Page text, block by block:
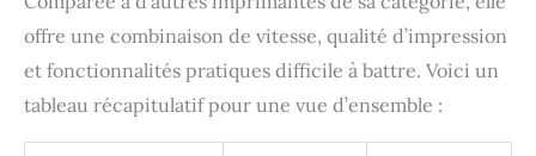
offre une combinaison de vitesse, qualité d’impression
et fonctionnalités pratiques difficile à battre. Voici un
tableau récapitulatif pour une vue d’ensemble :